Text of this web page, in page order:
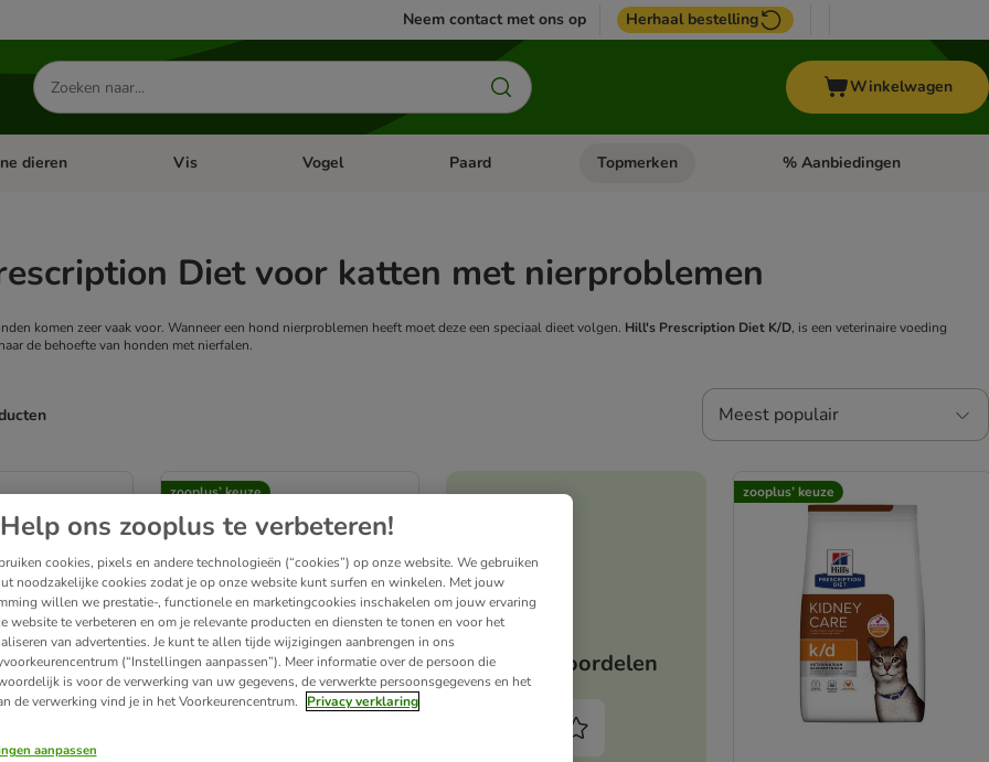
Neem contact met ons op Herhaal bestelling
Zoeken
naar
producten
Winkelwagen
categorie menu: Apotheek
dieren Open categorie menu: Kleine dieren
Vis Open categorie menu: Vis
Vogel Open categorie menu: Vogel
Paard Open categorie menu: Paard
Topmerken Open categorie menu:
% Aanbiedingen
Diet voor katten met nierproblemen
komen zeer vaak voor. Wanneer een hond nierproblemen heeft moet deze een speciaal dieet volgen. Hill's Prescription Diet K/D, is een veterinaire voeding
de behoefte van honden met nierfalen.
Meest populair
zooplus’ keuze
Jouw voordelen
zooplus’ keuze
Help ons zooplus te verbeteren!
cookies, pixels en andere technologieën (“cookies”) op onze website. We gebruiken
noodzakelijke cookies zodat je op onze website kunt surfen en winkelen. Met jouw
willen we prestatie-, functionele en marketingcookies inschakelen om jouw ervaring
website te verbeteren en om je relevante producten en diensten te tonen en voor het
van advertenties. Je kunt te allen tijde wijzigingen aanbrengen in ons
(“Instellingen aanpassen”). Meer informatie over de persoon die
is voor de verwerking van uw gegevens, de verwerkte persoonsgegevens en het
de verwerking vind je in het Voorkeurencentrum.
Privacy verklaring
aanpassen